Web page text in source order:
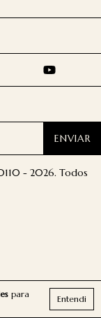
para
Entendi
- 2026. Todos